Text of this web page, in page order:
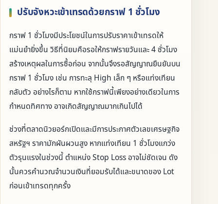
ปรับจังหวะเข้าเทรดด้วยกราฟ 1 ชั่วโมง
กราฟ 1 ชั่วโมงมีประโยชน์ในการปรับราคาเข้าเทรดให้
แม่นยำยิ่งขึ้น วิธีที่นิยมคือรอให้กราฟรายวันและ 4 ชั่วโมง
สร้างเหตุผลในการซื้อก่อน จากนั้นจึงรอสัญญาณยืนยันบน
กราฟ 1 ชั่วโมง เช่น การทะลุ High เล็ก ๆ หรือแท่งเทียน
กลับตัว อย่างไรก็ตาม หากใช้กราฟนี้เพียงอย่างเดียวในการ
กำหนดทิศทาง อาจเกิดสัญญาณมากเกินไปได้
ช่วงที่ตลาดนิวยอร์กเปิดและมีการประกาศตัวเลขเศรษฐกิจ
สหรัฐฯ ราคามักผันผวนสูง หากแท่งเทียน 1 ชั่วโมงแกว่ง
ตัวรุนแรงในช่วงนี้ ตำแหน่ง Stop Loss อาจไม่ชัดเจน ดัง
นั้นควรคำนวณจำนวนเงินที่ยอมรับได้และขนาดของ Lot
ก่อนเข้าเทรดทุกครั้ง